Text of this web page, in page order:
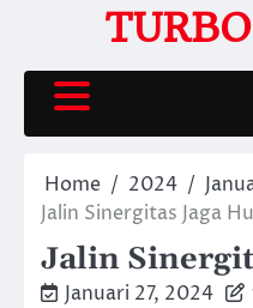
content
Home 2024
Jalin Sinergitas Jaga
Jalin
Januari 27, 2024